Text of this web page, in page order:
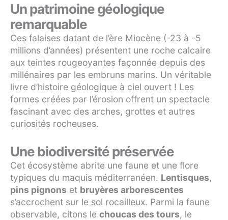
Un patrimoine géologique
remarquable
Ces falaises datant de l’ère Miocène (-23 à -5
millions d’années) présentent une roche calcaire
aux teintes rougeoyantes façonnée depuis des
millénaires par les embruns marins. Un véritable
livre d’histoire géologique à ciel ouvert ! Les
formes créées par l’érosion offrent un spectacle
fascinant avec des arches, grottes et autres
curiosités rocheuses.
Une biodiversité préservée
Cet écosystème abrite une faune et une flore
typiques du maquis méditerranéen. Lentisques,
pins pignons et bruyères arborescentes
s’accrochent sur le sol rocailleux. Parmi la faune
observable, citons le choucas des tours, le